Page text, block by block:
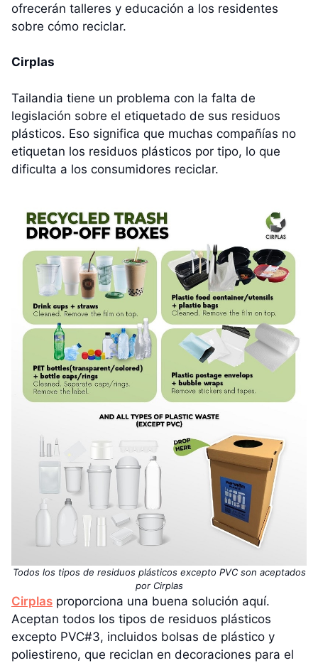
ofrecerán talleres y educación a los residentes
sobre cómo reciclar.
Cirplas
Tailandia tiene un problema con la falta de
legislación sobre el etiquetado de sus residuos
plásticos. Eso significa que muchas compañías no
etiquetan los residuos plásticos por tipo, lo que
dificulta a los consumidores reciclar.
Todos los tipos de residuos plásticos excepto PVC son aceptados
por Cirplas
Cirplas proporciona una buena solución aquí.
Aceptan todos los tipos de residuos plásticos
excepto PVC#3, incluidos bolsas de plástico y
poliestireno, que reciclan en decoraciones para el